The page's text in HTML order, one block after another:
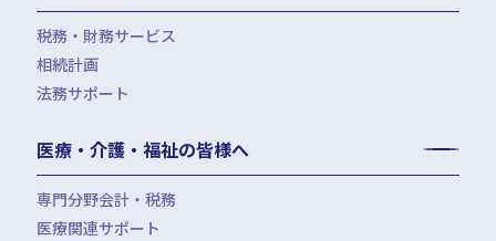
企業再編コンサルティング
補助金・助成金申請・建設許認可等
公益法人会計サービス
税務・財務サービス
相続税申告・贈与税申告
所得税確定申告
資産管理会社設立
相続計画
遺言書作成・家族信託・後見人
法務サポート
医療・介護・福祉の皆様へ
専門分野会計・税務
会計・税務（医科）
医療関連サポート